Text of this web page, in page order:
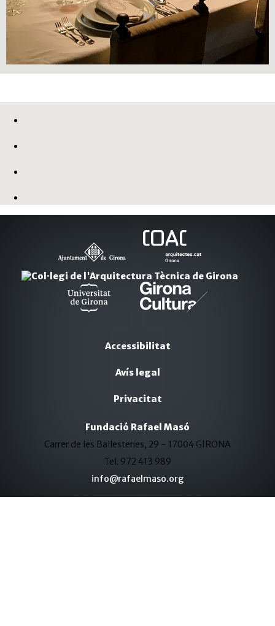
Accessibilitat
Avís legal
Privacitat
Fundació Rafael Masó
Carrer de les Ballesteries, 29 - 17004 GIRONA
Tel. 972 413 989
info@rafaelmaso.org